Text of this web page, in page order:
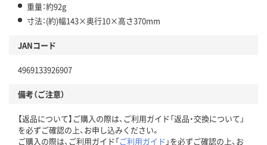
重量：約92g
寸法：(約)幅143×奥行10×高さ370mm
JANコード
4969133926907
備考（ご注意）
【返品について】ご購入の際は、ご利用ガイド「返品・交換について」
を必ずご確認の上、お申し込みください。
ご購入の際は、ご利用ガイド「ご利用ガイド 」を必ずご確認の上、お